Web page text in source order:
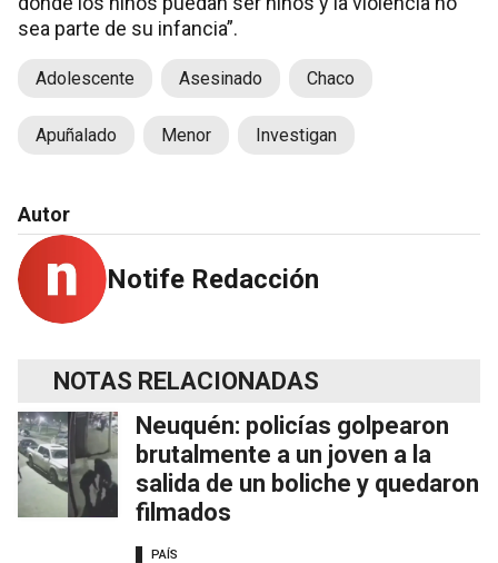
sea parte de su infancia”.
Adolescente Asesinado Chaco
Apuñalado Menor Investigan
Autor
Notife Redacción
NOTAS RELACIONADAS
Neuquén: policías golpearon
brutalmente a un joven a la
salida de un boliche y quedaron
filmados
PAÍS